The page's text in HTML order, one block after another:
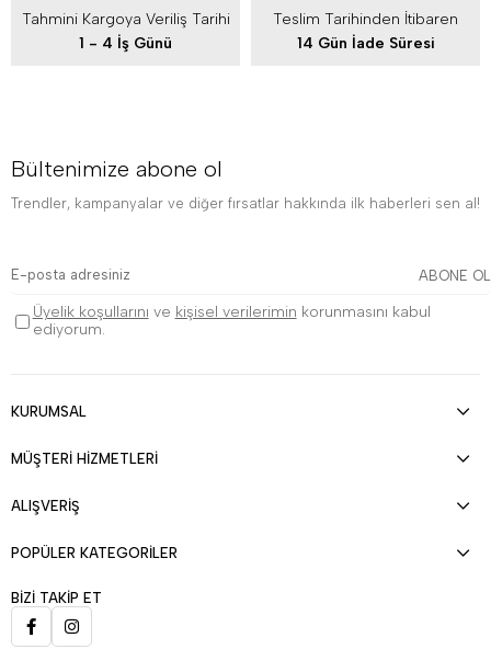
Tahmini Kargoya Veriliş Tarihi
1 - 4 İş Günü
Teslim Tarihinden İtibaren
14 Gün İade Süresi
Bültenimize abone ol
Trendler, kampanyalar ve diğer fırsatlar hakkında ilk haberleri sen al!
ABONE OL
Üyelik koşullarını ve kişisel verilerimin korunmasını kabul
ediyorum.
KURUMSAL
MÜŞTERİ HİZMETLERİ
ALIŞVERİŞ
POPÜLER KATEGORİLER
BİZİ TAKİP ET